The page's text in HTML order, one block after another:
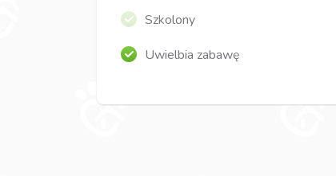
Szkolony
Uwielbia zabawę